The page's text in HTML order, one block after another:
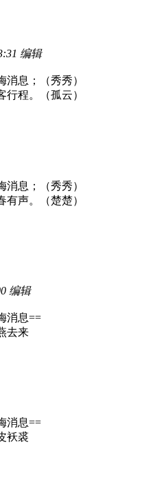
编辑
息；（秀秀）
程。（孤云）
息；（秀秀）
声。（楚楚）
编辑
消息==
去来
消息==
袄裘